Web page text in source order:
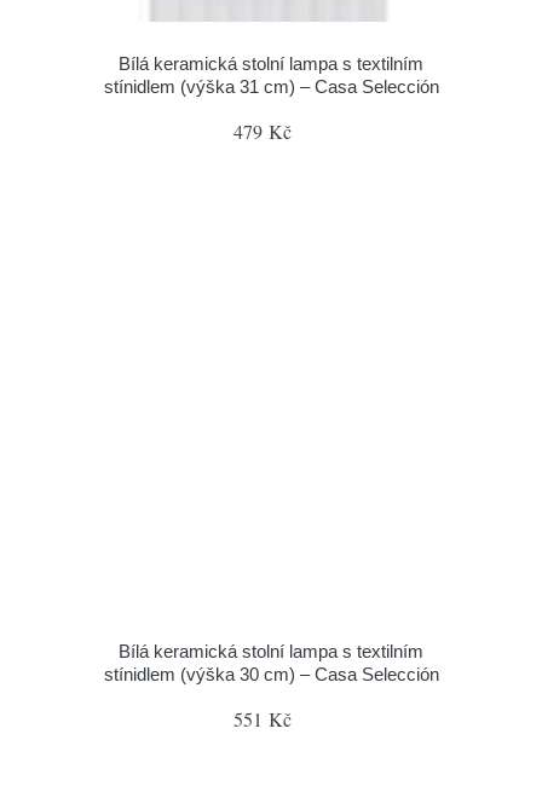
Bílá keramická stolní lampa s textilním
stínidlem (výška 31 cm) – Casa Selección
479 Kč
Bílá keramická stolní lampa s textilním
stínidlem (výška 30 cm) – Casa Selección
551 Kč